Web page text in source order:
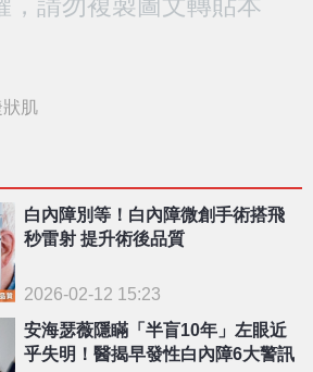
，請勿複製圖文轉貼本
狀肌
白內障別等！白內障微創手術搭飛
秒雷射 提升術後品質
2026-02-12 15:23
安海瑟薇隱瞞「半盲10年」左眼近
乎失明！醫揭早發性白內障6大警訊